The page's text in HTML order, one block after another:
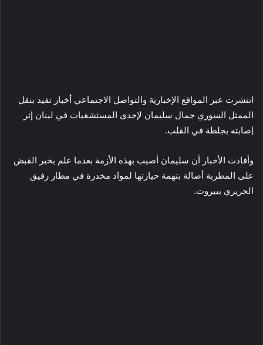
انتشرت عبر المواقع الإخبارية والتواصل الاجتماعي أخبار تفيد بنقل
الممثل السوري جمال سليمان لإحدى المستشفيات في لبنان إثر
إصابته بجلطة في القلب.
وأفادت الأخبار أن سليمان أصيب بهذه الأزمة بعدما علم بخبر القبض
على المطربة أصالة بتهمة حيازتها لمواد مخدرة في مطار رفيق
الحريري ببيروت.